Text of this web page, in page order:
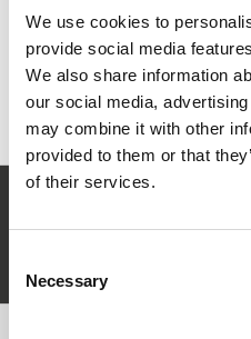
We use cookies to
provide social media
We also share information
our social media,
may combine it with other
provided to them or that
of their services.
Selection
Necessary
Bosbach sehr am Herzen
Erleben Sie 5 Sterne Redner
Vollblutpolitiker, der für das
Wortgewaltig, ehrlich und
+49